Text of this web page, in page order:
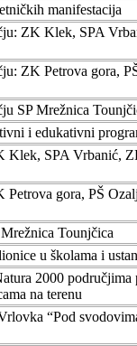
manifestacija
ZK Klek, SPA
ZK Petrova gora,
SP Mrežnica
i edukativni
Klek, SPA Vrbanić,
Petrova gora, PŠ
Tounjčica
u školama i
2000 područjima
na terenu
“Pod